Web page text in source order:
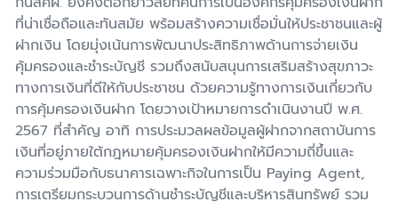
ที่น่าเชื่อถือและทันสมัย พร้อมสร้างความเชื่อมั่นให้ประชาชนและผู้
ฝากเงิน โดยมุ่งเน้นการพัฒนาประสิทธิภาพด้านการจ่ายเงิน
คุ้มครองและชำระบัญชี รวมถึงสนับสนุนการเสริมสร้างสุขภาวะ
ทางการเงินที่ดีให้กับประชาชน ด้วยความรู้ทางการเงินเกี่ยวกับ
การคุ้มครองเงินฝาก โดยวางเป้าหมายการดำเนินงานปี พ.ศ.
2567 ที่สำคัญ อาทิ การประมวลผลข้อมูลผู้ฝากจากสถาบันการ
เงินที่อยู่ภายใต้กฎหมายคุ้มครองเงินฝากให้มีความถี่ขึ้นและ
ความร่วมมือกับธนาคารเฉพาะกิจในการเป็น Paying Agent,
การเตรียมกระบวนการด้านชำระบัญชีและบริหารสินทรัพย์ รวม